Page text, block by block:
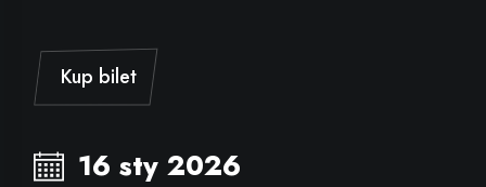
Kup bilet
16 sty 2026